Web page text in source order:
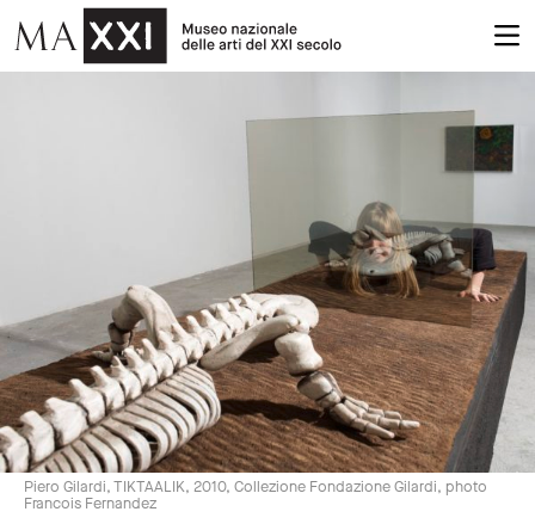
Piero Gilardi, TIKTAALIK, 2010, Collezione Fondazione Gilardi, photo
Francois Fernandez